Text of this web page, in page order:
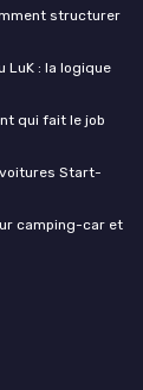
structurer
LuK : la logique
qui fait le job
voitures Start-
camping-car et